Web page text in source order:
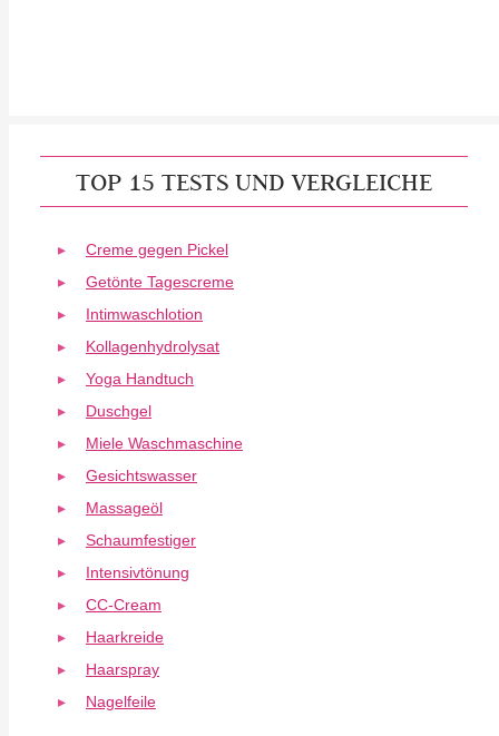
TOP 15 TESTS UND VERGLEICHE
Creme gegen Pickel
Getönte Tagescreme
Intimwaschlotion
Kollagenhydrolysat
Yoga Handtuch
Duschgel
Miele Waschmaschine
Gesichtswasser
Massageöl
Schaumfestiger
Intensivtönung
CC-Cream
Haarkreide
Haarspray
Nagelfeile